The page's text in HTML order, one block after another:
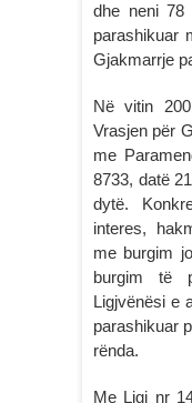
dhe neni 78
parashikuar
Gjakmarrje
Në vitin
Vrasjen për
me
8733, datë
dytë.
interes,
me burgim
burgim të
Ligjvënësi e
parashikuar
rënda.
Me Ligj nr